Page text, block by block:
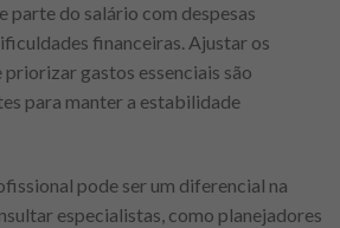
parte do salário com despesas
financeiras. Ajustar os
gastos essenciais são
para manter a estabilidade
pode ser um diferencial na
especialistas, como planejadores